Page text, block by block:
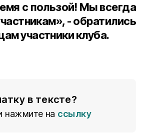
с пользой! Мы всегда
- обратились
участники клуба.
в тексте?
нажмите на ссылку